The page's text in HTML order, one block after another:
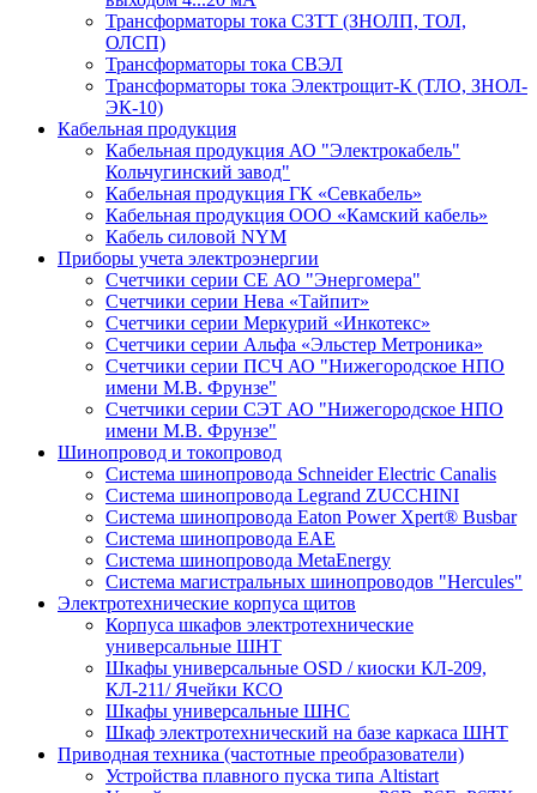
Трансформаторы тока СЗТТ (ЗНОЛП, ТОЛ,
ОЛСП)
Трансформаторы тока СВЭЛ
Трансформаторы тока Электрощит-К (ТЛО, ЗНОЛ-
ЭК-10)
Кабельная продукция
Кабельная продукция АО "Электрокабель"
Кольчугинский завод"
Кабельная продукция ГК «Севкабель»
Кабельная продукция ООО «Камский кабель»
Кабель силовой NYM
Приборы учета электроэнергии
Счетчики серии СЕ АО "Энергомера"
Счетчики серии Нева «Тайпит»
Счетчики серии Меркурий «Инкотекс»
Счетчики серии Альфа «Эльстер Метроника»
Счетчики серии ПСЧ АО "Нижегородское НПО
имени М.В. Фрунзе"
Счетчики серии СЭТ АО "Нижегородское НПО
имени М.В. Фрунзе"
Шинопровод и токопровод
Система шинопровода Schneider Electric Canalis
Система шинопровода Legrand ZUCCHINI
Система шинопровода Eaton Power Xpert® Busbar
Система шинопровода EAE
Система шинопровода MetaEnergy
Система магистральных шинопроводов "Hercules"
Электротехнические корпуса щитов
Корпуса шкафов электротехнические
универсальные ШНТ
Шкафы универсальные OSD / киоски КЛ-209,
КЛ-211/ Ячейки КСО
Шкафы универсальные ШНС
Шкаф электротехнический на базе каркаса ШНТ
Приводная техника (частотные преобразователи)
Устройства плавного пуска типа Altistart